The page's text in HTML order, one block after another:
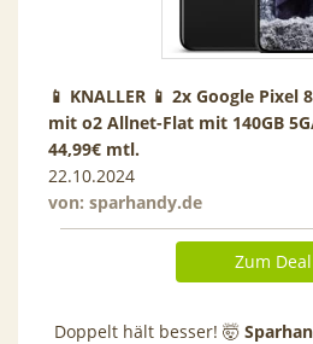
📱 KNALLER 📱 2x Google Pixel
mit o2 Allnet-Flat mit 140GB
44,99€ mtl.
22.10.2024
von: sparhandy.de
Zum Deal
Doppelt hält besser! 🤯​